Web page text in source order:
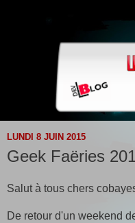
LUNDI 8 JUIN 2015
Geek Faëries
Salut à tous chers
De retour d'un weekend